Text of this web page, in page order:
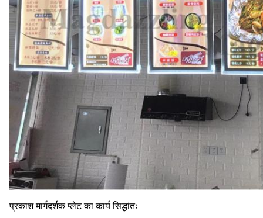
प्रकाश मार्गदर्शक प्लेट का कार्य सिद्धांतः